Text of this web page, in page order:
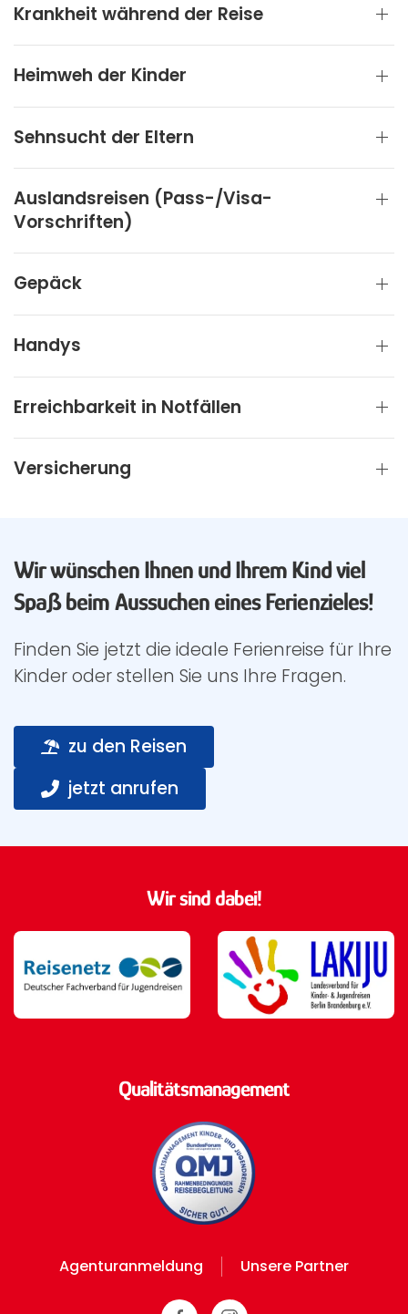
Krankheit während der Reise
Heimweh der Kinder
Sehnsucht der Eltern
Auslandsreisen (Pass-/Visa-
Vorschriften)
Gepäck
Handys
Erreichbarkeit in Notfällen
Versicherung
Wir wünschen Ihnen und Ihrem Kind viel
Spaß beim Aussuchen eines Ferienzieles!
Finden Sie jetzt die ideale Ferienreise für Ihre
Kinder oder stellen Sie uns Ihre Fragen.
zu den Reisen
jetzt anrufen
Wir sind dabei!
Qualitätsmanagement
Agenturanmeldung Unsere Partner